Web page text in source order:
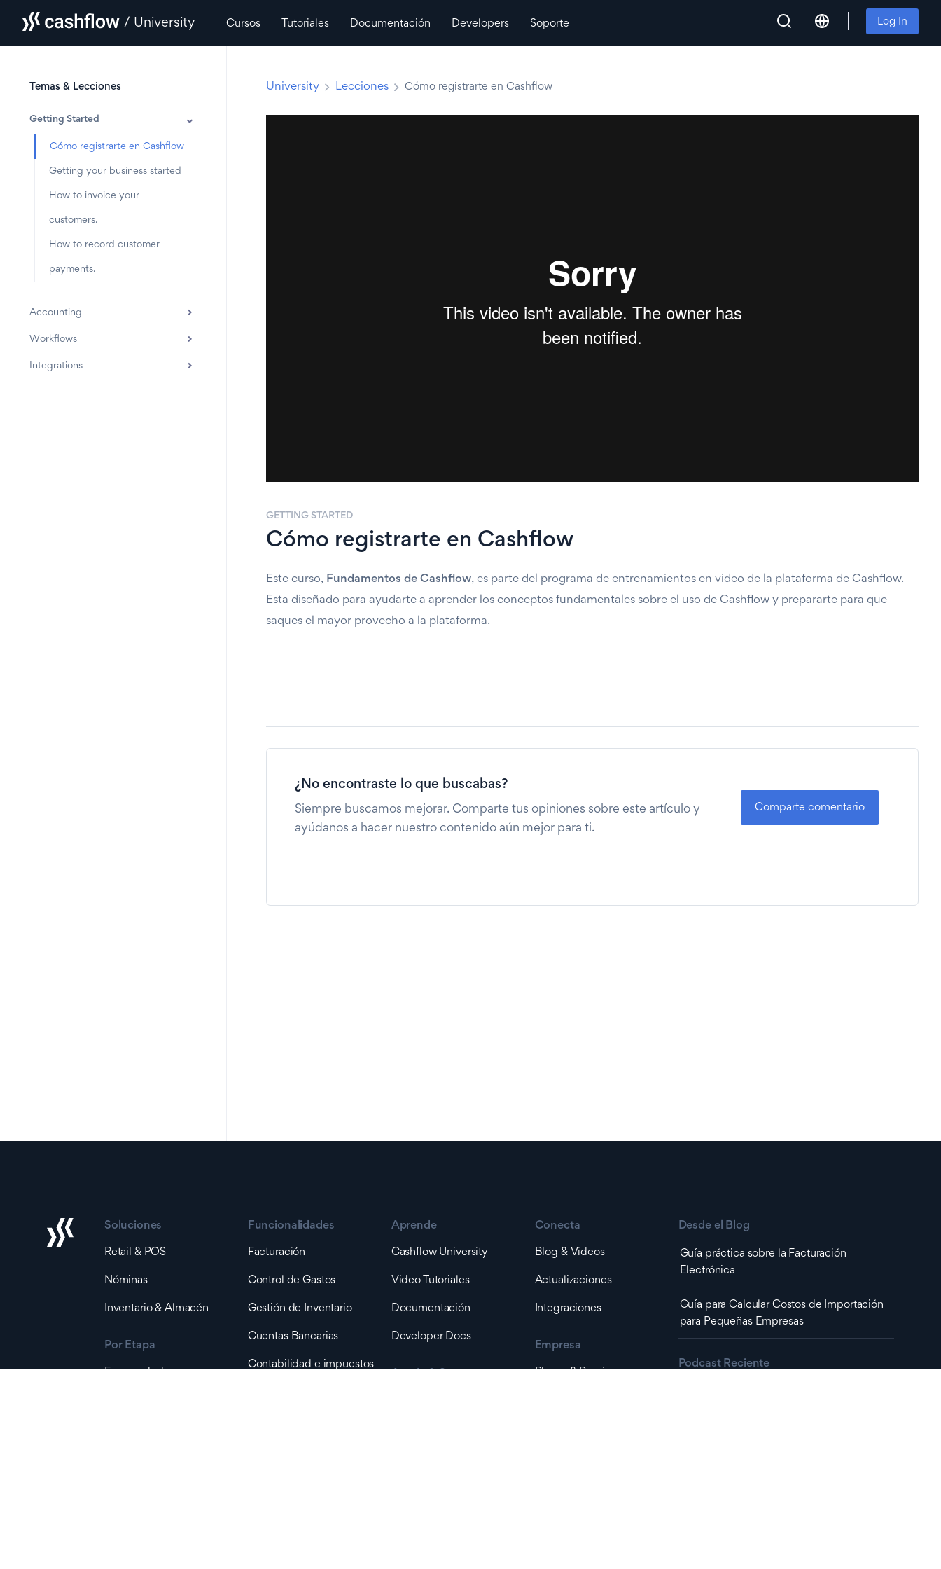
/ University Cursos Tutoriales Documentación Developers Soporte Log In
Temas & Lecciones
Getting Started
Cómo registrarte en Cashflow
Getting your business started
How to invoice your
customers.
How to record customer
payments.
Accounting
Workflows
Integrations
University Lecciones Cómo registrarte en Cashflow
GETTING STARTED
Cómo registrarte en Cashflow
Este curso, Fundamentos de Cashflow, es parte del programa de entrenamientos en video de la plataforma de Cashflow.
Esta diseñado para ayudarte a aprender los conceptos fundamentales sobre el uso de Cashflow y prepararte para que
saques el mayor provecho a la plataforma.
¿No encontraste lo que buscabas?
Siempre buscamos mejorar. Comparte tus opiniones sobre este artículo y
ayúdanos a hacer nuestro contenido aún mejor para ti.
Comparte comentario
Soluciones
Retail & POS
Nóminas
Inventario & Almacén
Por Etapa
Emprendedores
Funcionalidades
Facturación
Control de Gastos
Gestión de Inventario
Cuentas Bancarias
Contabilidad e impuestos
Aprende
Cashflow University
Video Tutoriales
Documentación
Developer Docs
Conecta
Blog & Videos
Actualizaciones
Integraciones
Empresa
Planes & Precios
Desde el Blog
Guía práctica sobre la Facturación
Electrónica
Guía para Calcular Costos de Importación
para Pequeñas Empresas
Podcast Reciente